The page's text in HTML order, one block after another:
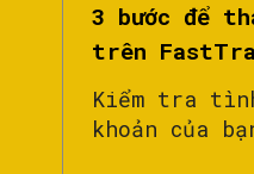
3 bước để
trên
Kiểm tra
khoản của